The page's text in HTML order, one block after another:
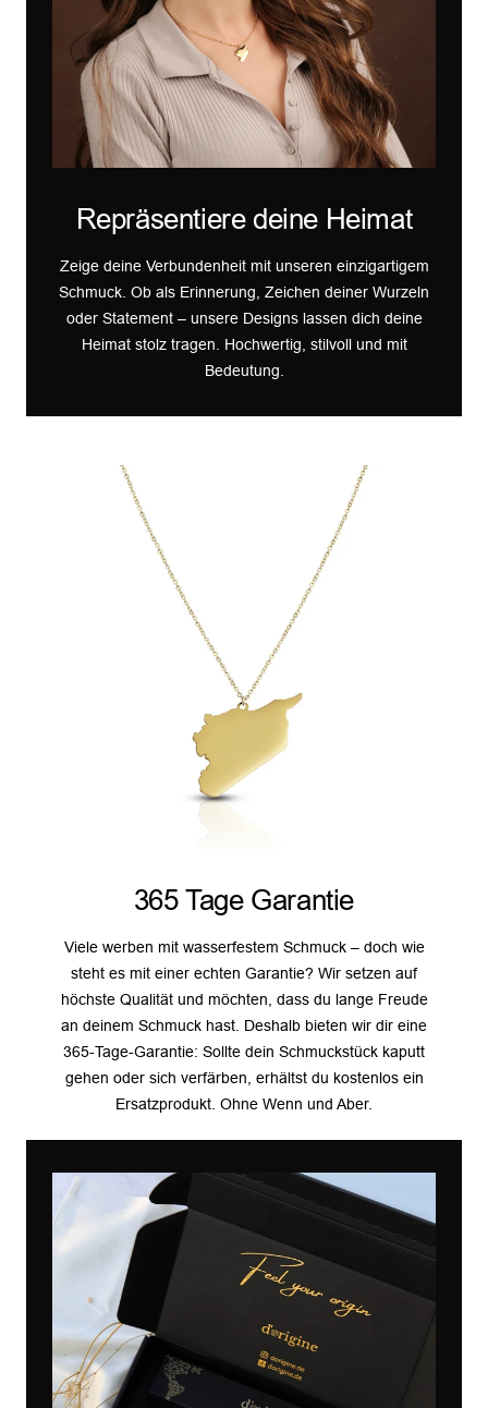
Repräsentiere deine Heimat
Zeige deine Verbundenheit mit unseren einzigartigem
Schmuck. Ob als Erinnerung, Zeichen deiner Wurzeln
oder Statement – unsere Designs lassen dich deine
Heimat stolz tragen. Hochwertig, stilvoll und mit
Bedeutung.
365 Tage Garantie
Viele werben mit wasserfestem Schmuck – doch wie
steht es mit einer echten Garantie? Wir setzen auf
höchste Qualität und möchten, dass du lange Freude
an deinem Schmuck hast. Deshalb bieten wir dir eine
365-Tage-Garantie: Sollte dein Schmuckstück kaputt
gehen oder sich verfärben, erhältst du kostenlos ein
Ersatzprodukt. Ohne Wenn und Aber.